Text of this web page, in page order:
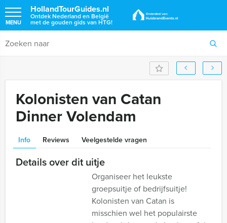
HollandTourGuides.nl
Ontdek Nederland en België
met de gouden gids van HTG!
MENU
Kolonisten van Catan
Dinner Volendam
Info Reviews Veelgestelde vragen
Details over dit uitje
Organiseer het leukste
groepsuitje of bedrijfsuitje!
Kolonisten van Catan is
misschien wel het populairste